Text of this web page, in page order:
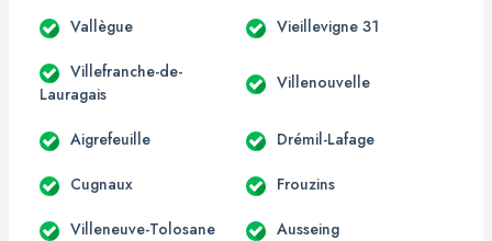
Vallègue Vieillevigne 31
Villefranche-de-
Lauragais
Villenouvelle
Aigrefeuille Drémil-Lafage
Cugnaux Frouzins
Villeneuve-Tolosane Ausseing